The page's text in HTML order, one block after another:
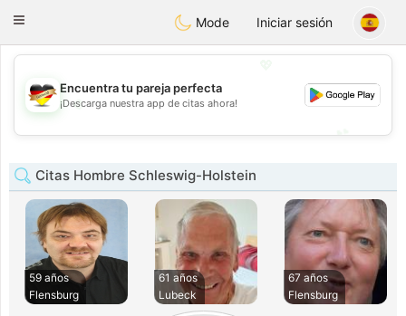
DeutschDating
Toggle
Mode Iniciar sesión
💖
💕
Encuentra tu pareja perfecta
¡Descarga nuestra app de citas ahora!
Citas Hombre Schleswig-Holstein
59 años
Flensburg
61 años
Lubeck
67 años
Flensburg